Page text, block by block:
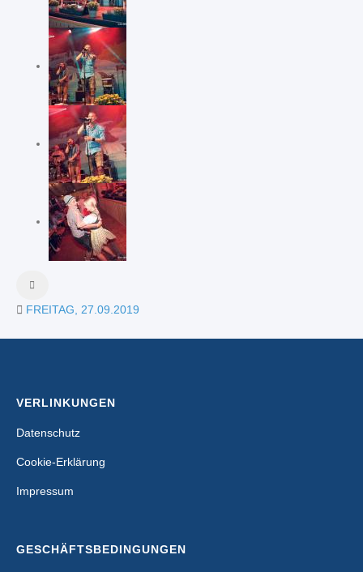
FREITAG, 27.09.2019
VERLINKUNGEN
Datenschutz
Cookie-Erklärung
Impressum
GESCHÄFTSBEDINGUNGEN